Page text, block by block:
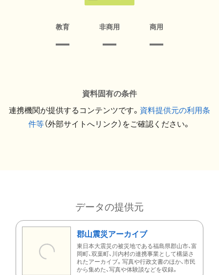
教育 非商用 商用
資料固有の条件
連携機関が提供するコンテンツです。 資料提供元の利用条
件等（外部サイトへリンク）をご確認ください。
データの提供元
郡山震災アーカイブ
東日本大震災の被災地である福島県郡山市、富
岡町、双葉町、川内村の連携事業として構築さ
れたアーカイブ。写真や行政文書のほか、市民
から集めた、写真や体験談などを収録。